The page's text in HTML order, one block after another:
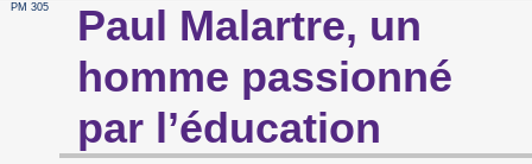
PM 305
Paul Malartre, un
homme passionné
par l’éducation